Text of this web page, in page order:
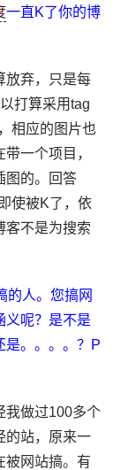
一直K了你的博
放弃，只是每
打算采用tag
相应的图片也
一个项目，
图的。回答
使被K了，依
客不是为搜索
的人。您搞网
义呢？是不是
是。。。。？P
我做过100多个
的站，原来一
被网站搞。有